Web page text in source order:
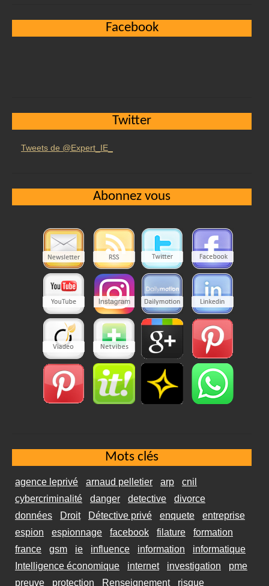
Facebook
Twitter
Tweets de @Expert_IE_
Abonnez vous
Mots clés
agence leprivé arnaud pelletier arp
cnil
cybercriminalité
danger detective
divorce
données
Droit Détective privé enquete
entreprise
espion
espionnage facebook filature
formation
france
gsm ie influence information
informatique
Intelligence économique
internet investigation
pme
preuve
protection Renseignement risque